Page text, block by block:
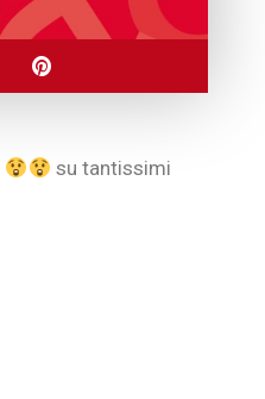
su tantissimi